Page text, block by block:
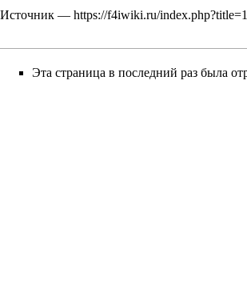
Источник — https://f4iwiki.ru/
Эта страница в последний раз была